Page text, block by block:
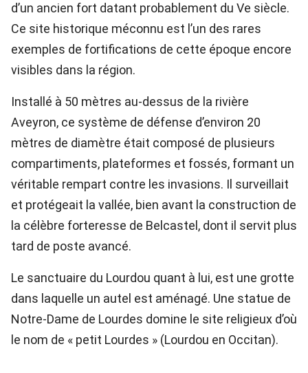
d’un ancien fort datant probablement du Ve siècle.
Ce site historique méconnu est l’un des rares
exemples de fortifications de cette époque encore
visibles dans la région.
Installé à 50 mètres au-dessus de la rivière
Aveyron, ce système de défense d’environ 20
mètres de diamètre était composé de plusieurs
compartiments, plateformes et fossés, formant un
véritable rempart contre les invasions. Il surveillait
et protégeait la vallée, bien avant la construction de
la célèbre forteresse de Belcastel, dont il servit plus
tard de poste avancé.
Le sanctuaire du Lourdou quant à lui, est une grotte
dans laquelle un autel est aménagé. Une statue de
Notre-Dame de Lourdes domine le site religieux d’où
le nom de « petit Lourdes » (Lourdou en Occitan).